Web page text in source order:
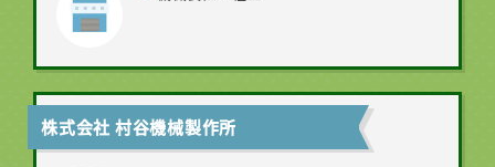
株式会社 村谷機械製作所